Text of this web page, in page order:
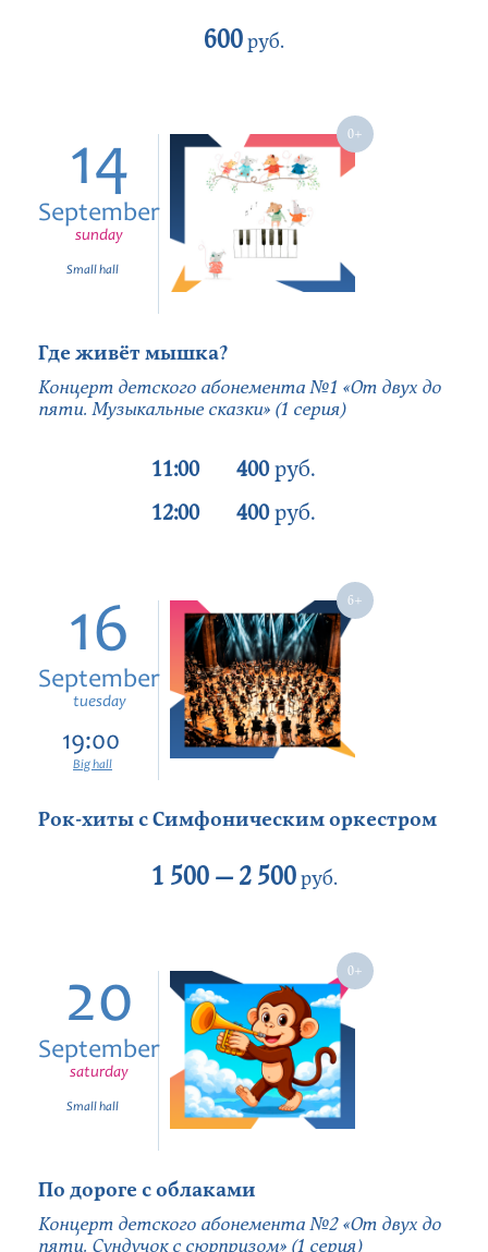
600руб.
14
September
sunday
Small hall
Где живёт мышка?
Концерт детского абонемента №1 «От двух до
пяти. Музыкальные сказки» (1 серия)
11:00 400руб.
12:00
400руб.
16
September
tuesday
19:00
Big hall
Рок-хиты с Симфоническим оркестром
1 500 — 2 500руб.
20
September
saturday
Small hall
По дороге с облаками
Концерт детского абонемента №2 «От двух до
пяти. Сундучок с сюрпризом» (1 серия)